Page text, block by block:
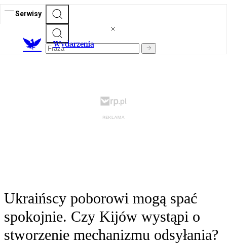
Serwisy
Wydarzenia
Ukraińscy poborowi mogą spać
spokojnie. Czy Kijów wystąpi o
stworzenie mechanizmu odsyłania?